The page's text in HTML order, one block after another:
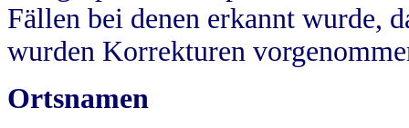
Fällen bei denen erkannt wurde,
wurden Korrekturen
Ortsnamen